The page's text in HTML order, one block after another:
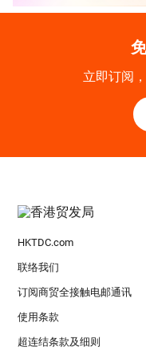
立即订阅
HKTDC.com
联络我们
订阅商贸全接触电邮通讯
使用条款
超连结条款及细则